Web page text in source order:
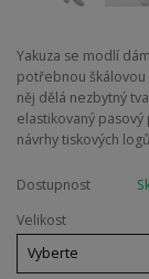
Yakuza se modlí
potřebnou škálovou
něj dělá nezbytný
elastikovaný pasový
návrhy tiskových
Dostupnost
Velikost